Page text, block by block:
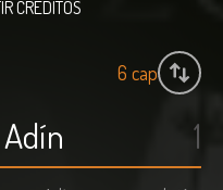
CRÉDITOS
6 cap
1